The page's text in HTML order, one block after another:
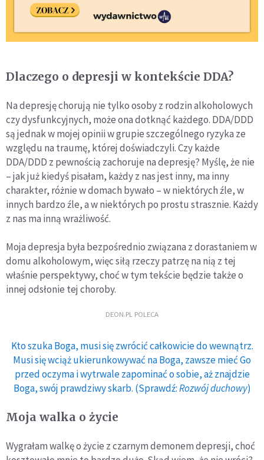
Dlaczego o depresji w kontekście DDA?
Na depresję chorują nie tylko osoby z rodzin alkoholowych
czy dysfunkcyjnych, może ona dotknąć każdego. DDA/DDD
są jednak w mojej opinii w grupie szczególnego ryzyka ze
względu na traumę, której doświadczyli. Czy każde
DDA/DDD z pewnością zachoruje na depresję? Myślę, że nie
– jak już kiedyś pisałam, każdy z nas jest inny, ma inny
charakter, różnie w domach bywało – w niektórych źle, w
innych bardzo źle, a w niektórych po prostu strasznie. Każdy
z nas ma inną wrażliwość.
Moja depresja była bezpośrednio związana z dorastaniem w
domu alkoholowym, więc siłą rzeczy patrzę na nią z tej
właśnie perspektywy, choć w tym tekście będzie także o
innej odsłonie tej choroby.
DEON.PL POLECA
Kto szuka Boga, musi się zwrócić całkowicie do wewnątrz.
Musi się wciąż ukierunkowywać na Boga, zawsze mieć Go
przed oczyma i wytrwale zapominać o sobie, aż znajdzie
Boga, swój prawdziwy skarb. (Sprawdź:Rozwój duchowy)
Moja walka o życie
Wygrałam walkę o życie z czarnym demonem depresji, choć